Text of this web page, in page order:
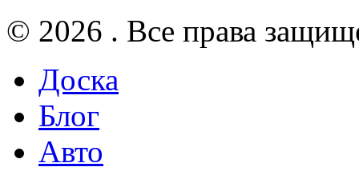
© 2026 . Все права
Доска
Блог
Авто